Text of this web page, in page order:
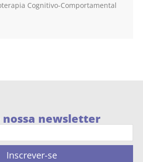
Cognitivo-Comportamental
nossa newsletter
Inscrever-se